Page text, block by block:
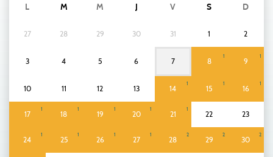
L M M V S D
27 28 29 30 31 1 2
3 4 5 6 7 8
1
9
1
10 11 12 13 14
1
15
1
16
1
17
1
18
1
19
1
20
1
21
1
22 23
24
1
25
1
26
1
27
1
28
2
29
2
30
2